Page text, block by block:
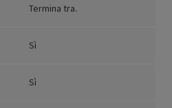
Termina tra.
Sì
Sì